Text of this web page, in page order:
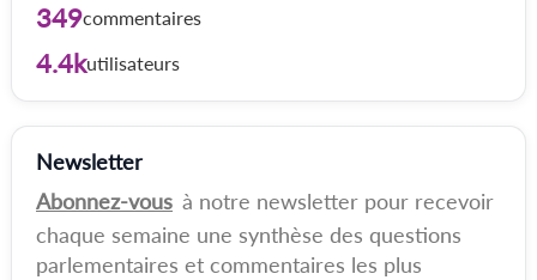
349commentaires
4.4kutilisateurs
Newsletter
Abonnez-vous à notre newsletter pour recevoir
chaque semaine une synthèse des questions
parlementaires et commentaires les plus